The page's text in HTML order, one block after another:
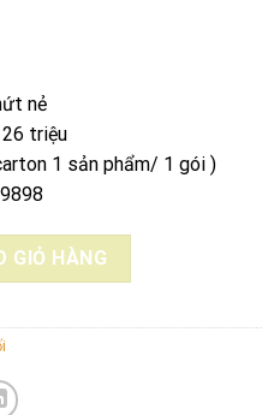
nẻ
26 triệu
1 sản phẩm/ 1 gói )
KHỐI 85x236x12CM số
GIỎ HÀNG